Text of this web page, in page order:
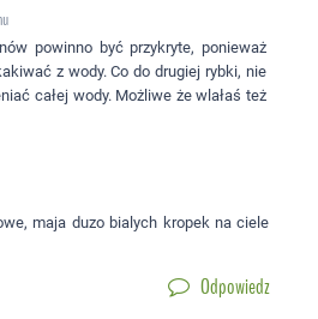
powinno być przykryte, ponieważ
z wody. Co do drugiej rybki, nie
całej wody. Możliwe że wlałaś też
maja duzo bialych kropek na ciele
Odpowiedz